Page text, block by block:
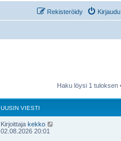
Rekisteröidy
Haku löysi 1 tuloksen
UUSIN VIESTI
Kirjoittaja kekko
02.08.2026 20:01